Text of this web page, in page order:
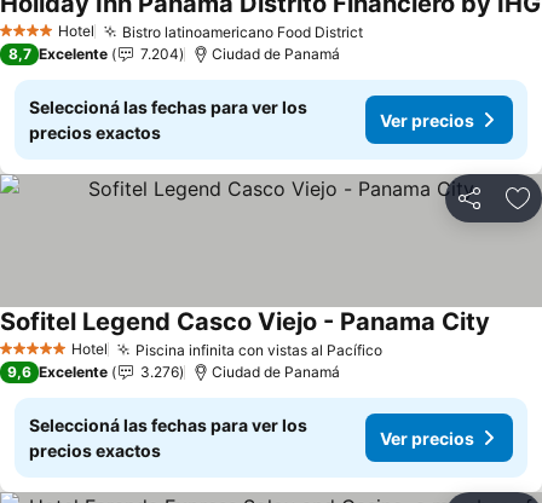
4 EstrellasHotel Bistro latinoamericano Food DistrictVer precios
8,7 Excelente 7.204 Ciudad de Panamá
Seleccioná las fechas para ver los
precios exactos
Ver precios
Compartir
5 Estrellas Hotel Piscina infinita con vistas al PacíficoVer precios
Sofitel Legend Casco Viejo - Panama City
9,6 Excelente 3.276 Ciudad de Panamá
Seleccioná las fechas para ver los
precios exactos
Ver precios